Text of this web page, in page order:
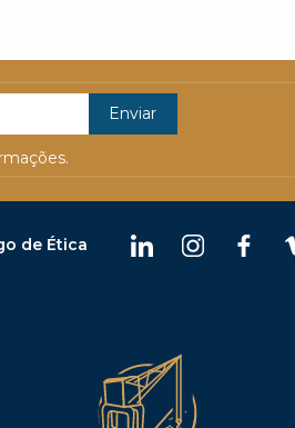
de Ética